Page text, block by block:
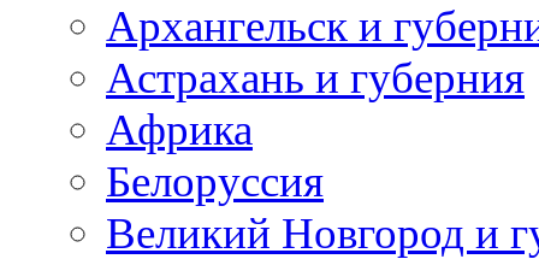
Архангельск и
Астрахань и губерния
Африка
Белоруссия
Великий Новгород и